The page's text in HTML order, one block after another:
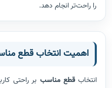
را راحت‌تر انجام دهد.
اهمیت انتخاب قطع
انتخابقطع مناسب بر راحتی